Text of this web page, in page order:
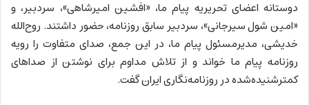
دوستانه اعضای تحریریه پیام ما، «افشین امیرشاهی»، سردبیر، و
«امین شول سیرجانی»، سردبیر سابق روزنامه، حضور داشتند. روح‌الله
خدیشی، مدیرمسئول پیام ما، در این جمع، صدای متفاوت را رویه
روزنامه پیام ما خواند و از تلاش مداوم برای نوشتن از صداهای
کمترشنیده‌شده در روزنامه‌نگاری ایران گفت.